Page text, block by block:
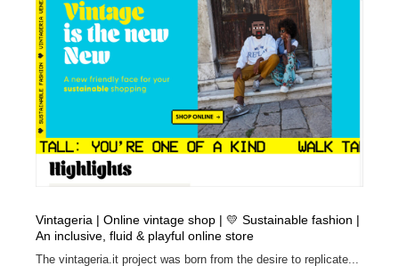
Vintageria | Online vintage shop | 💛 Sustainable fashion |
An inclusive, fluid & playful online store
The vintageria.it project was born from the desire to replicate...